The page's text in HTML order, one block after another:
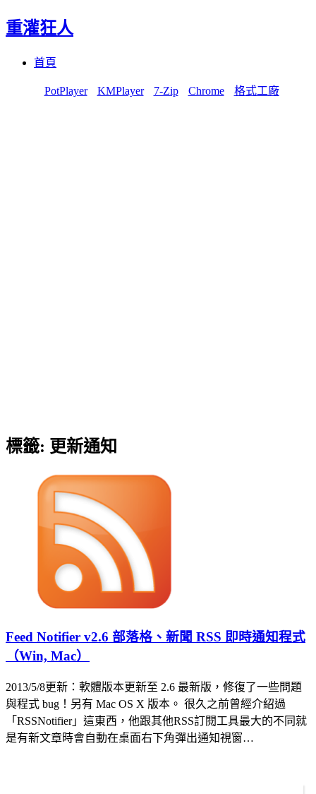
重灌狂人
首頁
PotPlayer KMPlayer 7-Zip Chrome 格式工廠
標籤: 更新通知
Feed Notifier v2.6 部落格、新聞 RSS 即時通知程式
（Win, Mac）
2013/5/8更新：軟體版本更新至 2.6 最新版，修復了一些問題
與程式 bug！另有 Mac OS X 版本。 很久之前曾經介紹過
「RSSNotifier」這東西，他跟其他RSS訂閱工具最大的不同就
是有新文章時會自動在桌面右下角彈出通知視窗…